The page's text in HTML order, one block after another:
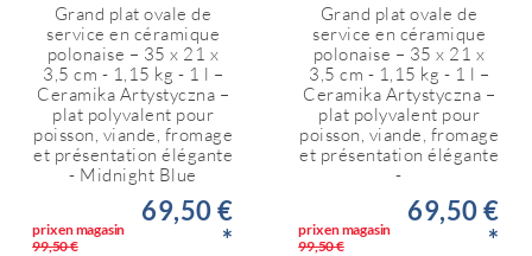
Grand plat ovale de
service en céramique
polonaise – 35 x 21 x
3,5 cm - 1,15 kg - 1 l –
Ceramika Artystyczna –
plat polyvalent pour
poisson, viande, fromage
et présentation élégante
- Midnight Blue
prix en magasin
99,50 €
69,50 €
*
Grand plat ovale de
service en céramique
polonaise – 35 x 21 x
3,5 cm - 1,15 kg - 1 l –
Ceramika Artystyczna –
plat polyvalent pour
poisson, viande, fromage
et présentation élégante
-
prix en magasin
99,50 €
69,50 €
*